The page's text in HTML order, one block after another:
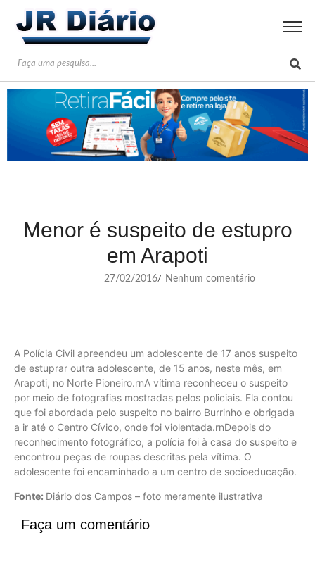
Menor é suspeito de estupro
em Arapoti
27/02/2016/ Nenhum comentário
A Polícia Civil apreendeu um adolescente de 17 anos suspeito
de estuprar outra adolescente, de 15 anos, neste mês, em
Arapoti, no Norte Pioneiro.rnA vítima reconheceu o suspeito
por meio de fotografias mostradas pelos policiais. Ela contou
que foi abordada pelo suspeito no bairro Burrinho e obrigada
a ir até o Centro Cívico, onde foi violentada.rnDepois do
reconhecimento fotográfico, a polícia foi à casa do suspeito e
encontrou peças de roupas descritas pela vítima. O
adolescente foi encaminhado a um centro de socioeducação.
Fonte: Diário dos Campos – foto meramente ilustrativa
Faça um comentário